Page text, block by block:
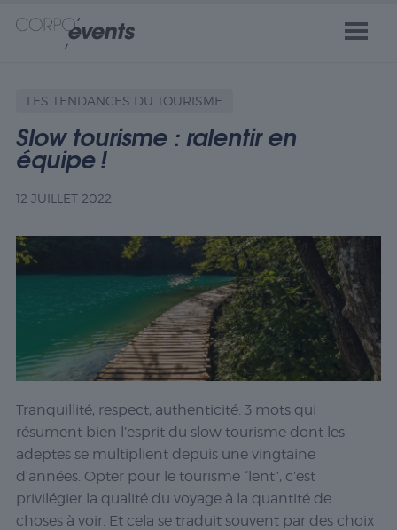
LES TENDANCES DU TOURISME
Slow tourisme : ralentir en
équipe !
12 JUILLET 2022
Tranquillité, respect, authenticité. 3 mots qui
résument bien l’esprit du slowtourisme dont les
adeptes se multiplient depuis une vingtaine
d’années. Opter pour le tourisme “lent”, c’est
privilégier la qualité du voyage à la quantité de
choses à voir. Et cela se traduit souvent par des choix